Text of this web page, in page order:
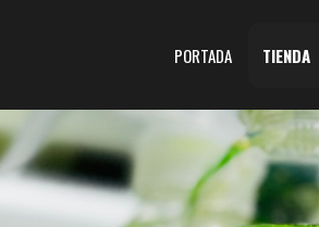
PORTADA TIENDA